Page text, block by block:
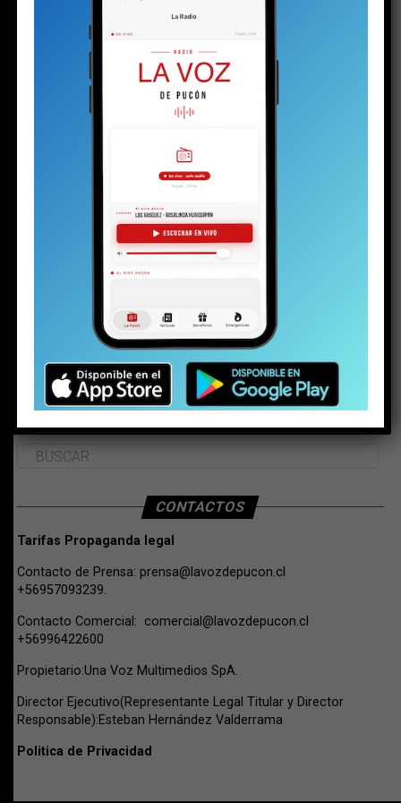
CONTACTOS
Tarifas Propaganda legal
Contacto de Prensa: prensa@lavozdepucon.cl
+56957093239.
Contacto Comercial: comercial@lavozdepucon.cl
+56996422600
Propietario:Una Voz Multimedios SpA.
Director Ejecutivo(Representante Legal Titular y Director
Responsable):Esteban Hernández Valderrama
Politica de Privacidad